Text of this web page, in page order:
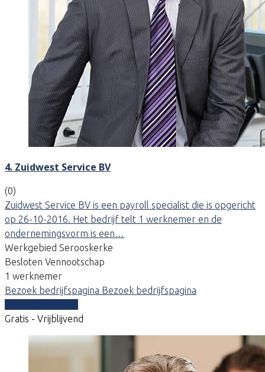
4. Zuidwest Service BV
(0)
Zuidwest Service BV is een payroll specialist die is opgericht
op 26-10-2016. Het bedrijf telt 1 werknemer en de
ondernemingsvorm is een…
Werkgebied Serooskerke
Besloten Vennootschap
1 werknemer
Bezoek bedrijfspagina Bezoek bedrijfspagina
Gratis - Vrijblijvend